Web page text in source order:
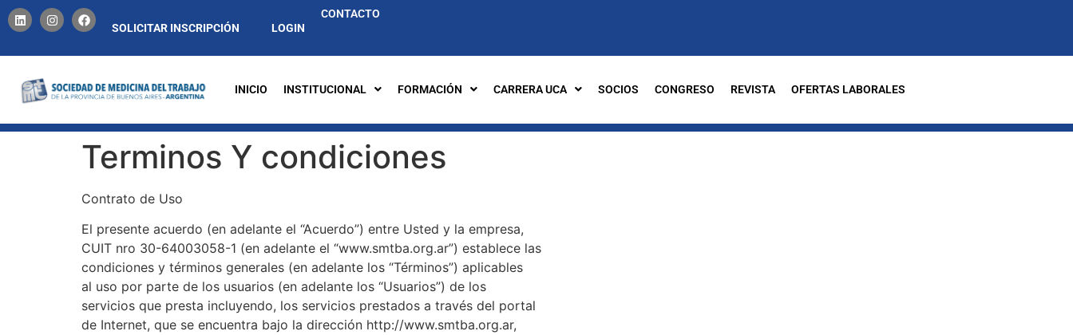
SOLICITAR INSCRIPCIÓN LOGIN
CONTACTO
INICIO INSTITUCIONAL FORMACIÓN CARRERA UCA SOCIOS CONGRESO REVISTA OFERTAS LABORALES
Terminos Y condiciones
Contrato de Uso
El presente acuerdo (en adelante el “Acuerdo”) entre Usted y la empresa,
CUIT nro 30-64003058-1 (en adelante el “www.smtba.org.ar”) establece las
condiciones y términos generales (en adelante los “Términos”) aplicables
al uso por parte de los usuarios (en adelante los “Usuarios”) de los
servicios que presta incluyendo, los servicios prestados a través del portal
de Internet, que se encuentra bajo la dirección http://www.smtba.org.ar,